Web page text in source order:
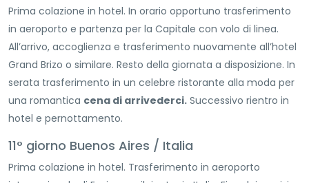
Prima colazione in hotel. In orario opportuno trasferimento
in aeroporto e partenza per la Capitale con volo di linea.
All’arrivo, accoglienza e trasferimento nuovamente all’hotel
Grand Brizo o similare. Resto della giornata a disposizione. In
serata trasferimento in un celebre ristorante alla moda per
una romantica cena di arrivederci. Successivo rientro in
hotel e pernottamento.
11° giorno Buenos Aires / Italia
Prima colazione in hotel. Trasferimento in aeroporto